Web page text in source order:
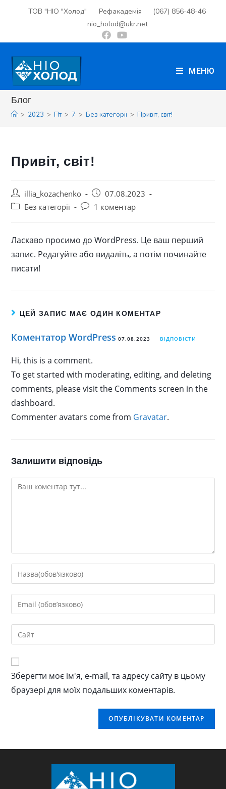
ТОВ "НІО "Холод" Рефакадемія
(067) 856-48-46
nio_holod@ukr.net
МЕНЮ
Блог
> 2023 > Пт > 7 > Без категорії > Привіт, світ!
Привіт, світ!
illia_kozachenko
07.08.2023
Без категорії
1 коментар
Ласкаво просимо до WordPress. Це ваш перший
запис. Редагуйте або видаліть, а потім починайте
писати!
ЦЕЙ ЗАПИС МАЄ ОДИН КОМЕНТАР
Коментатор WordPress 07.08.2023 ВІДПОВІСТИ
Hi, this is a comment.
To get started with moderating, editing, and deleting
comments, please visit the Comments screen in the
dashboard.
Commenter avatars come from Gravatar.
Залишити відповідь
Зберегти моє ім'я, e-mail, та адресу сайту в цьому
браузері для моїх подальших коментарів.